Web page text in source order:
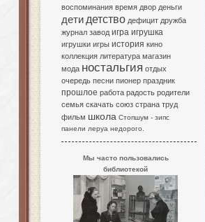
воспоминания время двор деньги
дети детство дефицит дружба
журнал завод игра игрушка
игрушки игры история кино
коллекция литература магазин
мода ностальгия отдых
очередь песни пионер праздник
прошлое работа радость родители
семья скачать союз страна труд
фильм школа Стопшум - зипс
панели леруа недорого.
Мы часто пользовались
библиотекой